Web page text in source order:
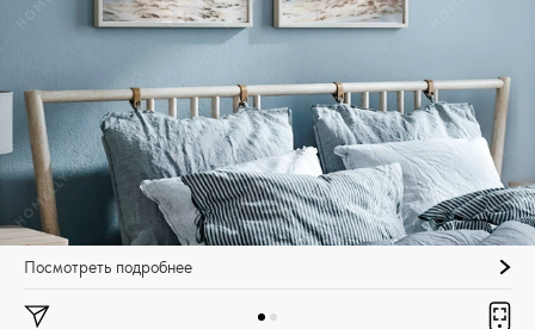
Посмотреть подробнее